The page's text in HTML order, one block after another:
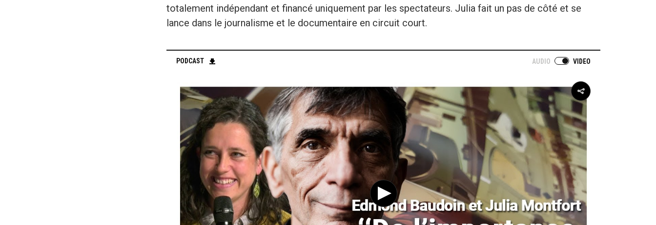
totalement indépendant et financé uniquement par les spectateurs. Julia fait un pas de côté et se
lance dans le journalisme et le documentaire en circuit court.
PODCAST AUDIO VIDEO